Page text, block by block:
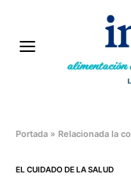
Portada » Relacionada la
EL CUIDADO DE LA SALUD